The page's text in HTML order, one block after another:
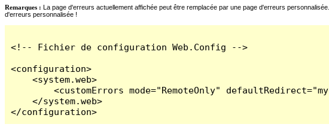
Remarques : La page d'erreurs actuellement affichée peut être remplacée par une page d'erreurs
d'erreurs personnalisée !
<!-- Fichier de configuration Web.Config -->
<configuration>
    <system.web>
<customErrors mode="RemoteOnly"
    </system.web>
</configuration>